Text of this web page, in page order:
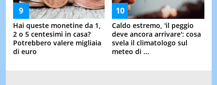
Hai queste monetine da 1,
2 o 5 centesimi in casa?
Potrebbero valere migliaia
di euro
Caldo estremo, 'il peggio
deve ancora arrivare': cosa
svela il climatologo sul
meteo di ...